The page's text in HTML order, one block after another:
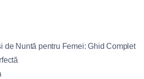
de Nuntă pentru Femei: Ghid Complet